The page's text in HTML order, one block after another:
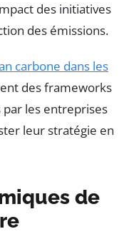
des initiatives
des émissions.
carbone dans les
des frameworks
les entreprises
leur stratégie en
de